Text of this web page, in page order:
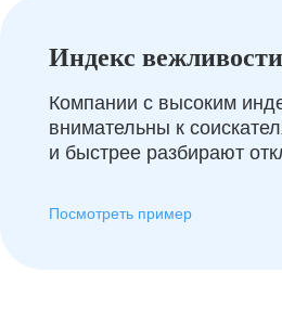
Индекс вежливости
Компании с высоким
внимательны к
и быстрее разбирают
Посмотреть пример